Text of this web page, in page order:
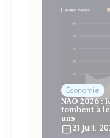
Économie
NAO 2026 :
tombent à
ans
31 Juill.